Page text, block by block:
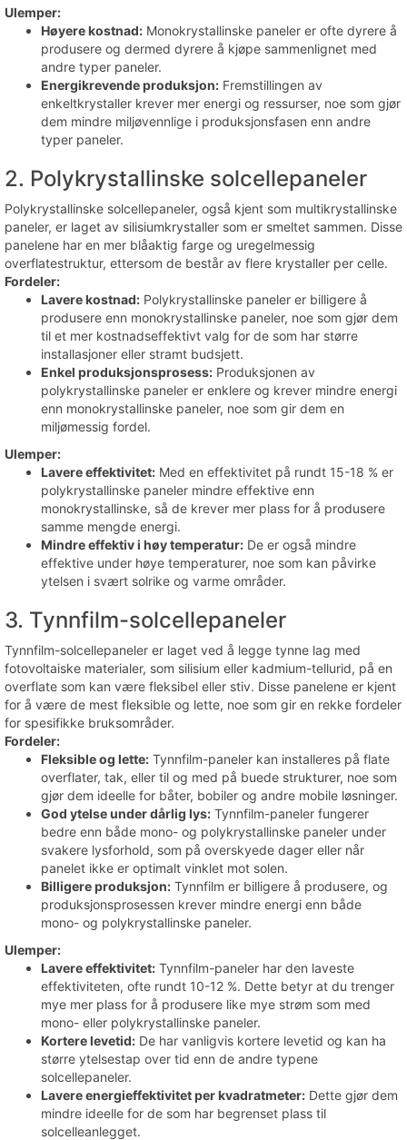
Ulemper:
Høyere kostnad: Monokrystallinske paneler er ofte dyrere å
produsere og dermed dyrere å kjøpe sammenlignet med
andre typer paneler.
Energikrevende produksjon: Fremstillingen av
enkeltkrystaller krever mer energi og ressurser, noe som gjør
dem mindre miljøvennlige i produksjonsfasen enn andre
typer paneler.
2. Polykrystallinske solcellepaneler
Polykrystallinske solcellepaneler, også kjent som multikrystallinske
paneler, er laget av silisiumkrystaller som er smeltet sammen. Disse
panelene har en mer blåaktig farge og uregelmessig
overflatestruktur, ettersom de består av flere krystaller per celle.
Fordeler:
Lavere kostnad: Polykrystallinske paneler er billigere å
produsere enn monokrystallinske paneler, noe som gjør dem
til et mer kostnadseffektivt valg for de som har større
installasjoner eller stramt budsjett.
Enkel produksjonsprosess: Produksjonen av
polykrystallinske paneler er enklere og krever mindre energi
enn monokrystallinske paneler, noe som gir dem en
miljømessig fordel.
Ulemper:
Lavere effektivitet: Med en effektivitet på rundt 15-18 % er
polykrystallinske paneler mindre effektive enn
monokrystallinske, så de krever mer plass for å produsere
samme mengde energi.
Mindre effektiv i høy temperatur: De er også mindre
effektive under høye temperaturer, noe som kan påvirke
ytelsen i svært solrike og varme områder.
3. Tynnfilm-solcellepaneler
Tynnfilm-solcellepaneler er laget ved å legge tynne lag med
fotovoltaiske materialer, som silisium eller kadmium-tellurid, på en
overflate som kan være fleksibel eller stiv. Disse panelene er kjent
for å være de mest fleksible og lette, noe som gir en rekke fordeler
for spesifikke bruksområder.
Fordeler:
Fleksible og lette: Tynnfilm-paneler kan installeres på flate
overflater, tak, eller til og med på buede strukturer, noe som
gjør dem ideelle for båter, bobiler og andre mobile løsninger.
God ytelse under dårlig lys: Tynnfilm-paneler fungerer
bedre enn både mono- og polykrystallinske paneler under
svakere lysforhold, som på overskyede dager eller når
panelet ikke er optimalt vinklet mot solen.
Billigere produksjon: Tynnfilm er billigere å produsere, og
produksjonsprosessen krever mindre energi enn både
mono- og polykrystallinske paneler.
Ulemper:
Lavere effektivitet: Tynnfilm-paneler har den laveste
effektiviteten, ofte rundt 10-12 %. Dette betyr at du trenger
mye mer plass for å produsere like mye strøm som med
mono- eller polykrystallinske paneler.
Kortere levetid: De har vanligvis kortere levetid og kan ha
større ytelsestap over tid enn de andre typene
solcellepaneler.
Lavere energieffektivitet per kvadratmeter: Dette gjør dem
mindre ideelle for de som har begrenset plass til
solcelleanlegget.